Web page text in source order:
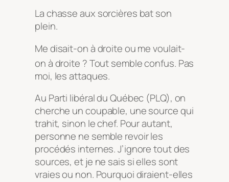
La chasse aux sorcières bat son
plein.
Me disait-on à droite ou me voulait-
on à droite ? Tout semble confus. Pas
moi, les attaques.
Au Parti libéral du Québec (PLQ), on
cherche un coupable, une source qui
trahit, sinon le chef. Pour autant,
personne ne semble revoir les
procédés internes. J’ignore tout des
sources, et je ne sais si elles sont
vraies ou non. Pourquoi diraient-elles